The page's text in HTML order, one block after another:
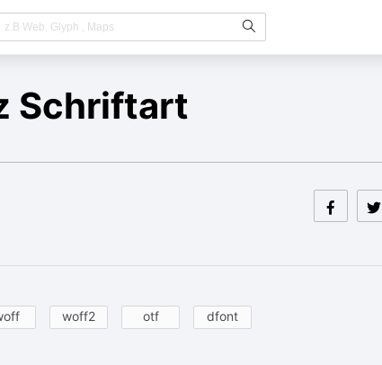
Schriftart
woff2 otf dfont